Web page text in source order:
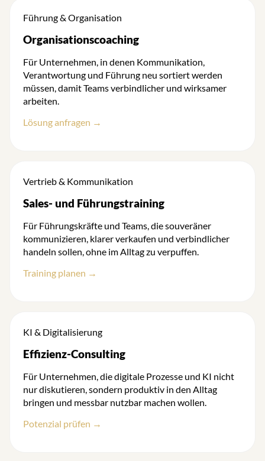
Führung & Organisation
Organisationscoaching
Für Unternehmen, in denen Kommunikation,
Verantwortung und Führung neu sortiert werden
müssen, damit Teams verbindlicher und wirksamer
arbeiten.
Lösung anfragen →
Vertrieb & Kommunikation
Sales- und Führungstraining
Für Führungskräfte und Teams, die souveräner
kommunizieren, klarer verkaufen und verbindlicher
handeln sollen, ohne im Alltag zu verpuffen.
Training planen →
KI & Digitalisierung
Effizienz-Consulting
Für Unternehmen, die digitale Prozesse und KI nicht
nur diskutieren, sondern produktiv in den Alltag
bringen und messbar nutzbar machen wollen.
Potenzial prüfen →